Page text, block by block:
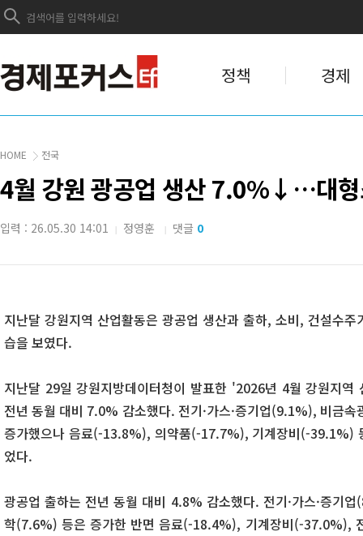
정책 경제
HOME 전국
4월 강원 광공업 생산 7.0%↓…대
입력 : 26.05.30 14:01 | 정영훈 | 댓글 0
지난달 강원지역 산업활동은 광공업 생산과 출하, 소비, 건설수
습을 보였다.
지난달 29일 강원지방데이터청이 발표한 '2026년 4월 강원지역
전년 동월 대비 7.0% 감소했다. 전기·가스·증기업(9.1%), 비금
증가했으나 음료(-13.8%), 의약품(-17.7%), 기계장비(-39.1%)
었다.
광공업 출하는 전년 동월 대비 4.8% 감소했다. 전기·가스·증기
학(7.6%) 등은 증가한 반면 음료(-18.4%), 기계장비(-37.0%),